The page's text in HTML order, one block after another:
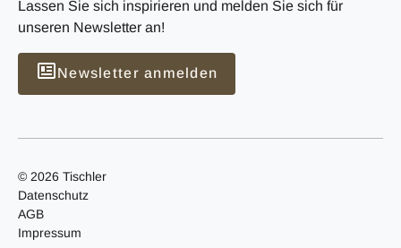
Lassen Sie sich inspirieren und melden Sie sich für
unseren Newsletter an!
Newsletter anmelden
© 2026 Tischler
Datenschutz
AGB
Impressum